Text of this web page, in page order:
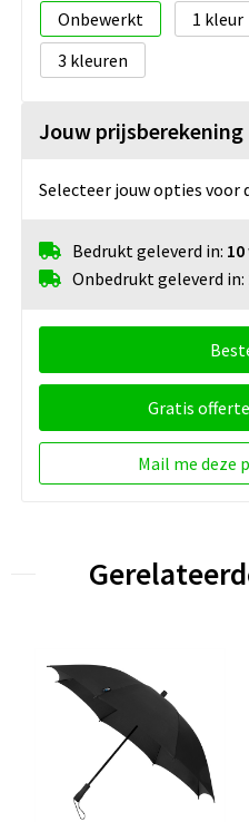
Onbewerkt 1
3
Jouw prijsberekening
Selecteer jouw opties voor
Bedrukt geleverd in:
Onbedrukt geleverd in:
Gratis
Mail me deze